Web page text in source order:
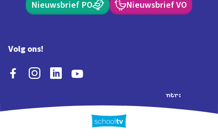
Nieuwsbrief PO Nieuwsbrief VO
Volg ons!